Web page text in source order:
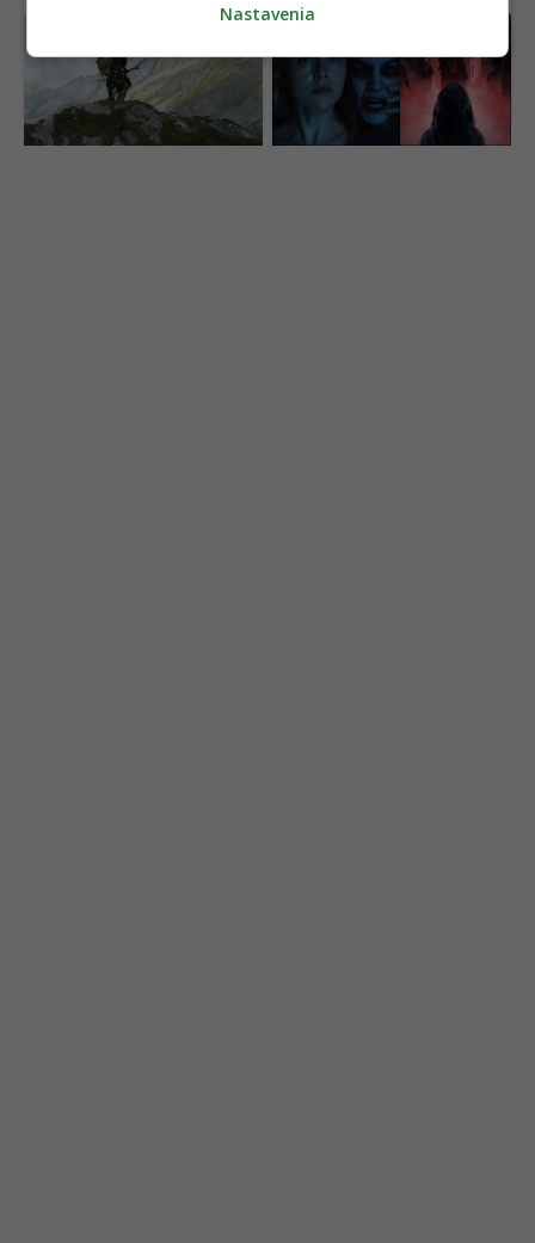
obec. Na tele 5 300
rokov starého muža
objavili život
generáciu, je späť. Nový
film ukazuje čistú hrôzu
(VIDEO)
Nastavenia